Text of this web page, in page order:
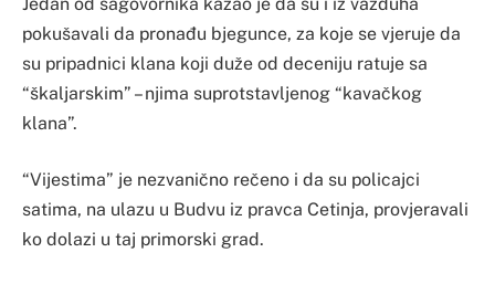
pokušavali da pronađu bjegunce, za koje se vjeruje da
su pripadnici klana koji duže od deceniju ratuje sa
“škaljarskim” – njima suprotstavljenog “kavačkog
klana”.
“Vijestima” je nezvanično rečeno i da su policajci
satima, na ulazu u Budvu iz pravca Cetinja, provjeravali
ko dolazi u taj primorski grad.